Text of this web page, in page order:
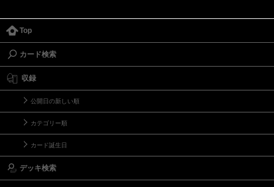
Top
カード検索
収録
公開日の新しい順
カテゴリー順
カード誕生日
デッキ検索